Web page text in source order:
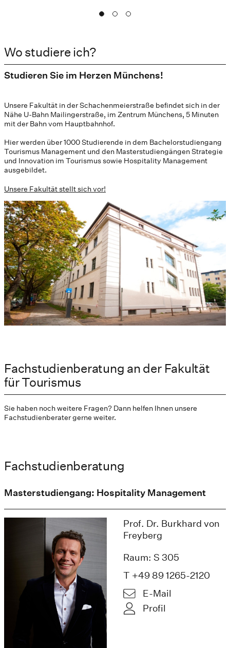
Wo studiere ich?
Studieren Sie im Herzen Münchens!
Unsere Fakultät in der Schachenmeierstraße befindet sich in der
Nähe U-Bahn Mailingerstraße, im Zentrum Münchens, 5 Minuten
mit der Bahn vom Hauptbahnhof.
Hier werden über 1000 Studierende in dem Bachelorstudiengang
Tourismus Management und den Masterstudiengängen Strategie
und Innovation im Tourismus sowie Hospitality Management
ausgebildet.
Unsere Fakultät stellt sich vor!
Fachstudienberatung an der Fakultät
für Tourismus
Sie haben noch weitere Fragen? Dann helfen Ihnen unsere
Fachstudienberater gerne weiter.
Fachstudienberatung
Masterstudiengang: Hospitality Management
Prof. Dr. Burkhard von
Freyberg
Raum: S 305
T +49 89 1265-2120
E-Mail
Profil